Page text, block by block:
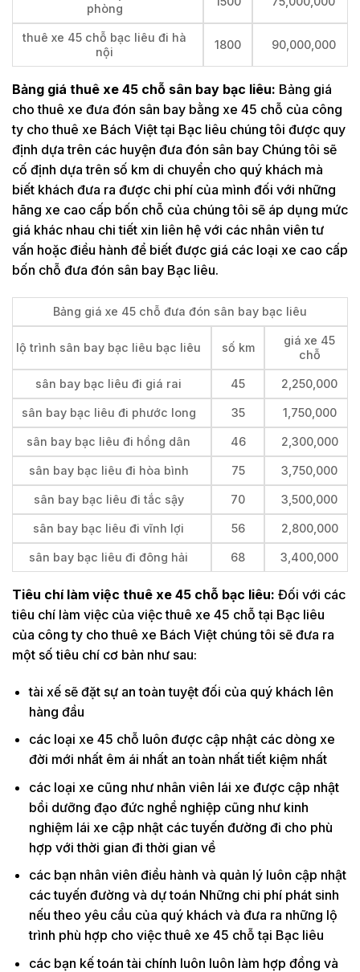
phòng
thuê xe 45 chỗ bạc liêu đi hà
nội
1800 90,000,000
Bảng giá thuê xe 45 chỗ sân bay bạc liêu: Bảng giá
cho thuê xe đưa đón sân bay bằng xe 45 chỗ của công
ty cho thuê xe Bách Việt tại Bạc liêu chúng tôi được quy
định dựa trên các huyện đưa đón sân bay Chúng tôi sẽ
cố định dựa trên số km di chuyển cho quý khách mà
biết khách đưa ra được chi phí của mình đối với những
hãng xe cao cấp bốn chỗ của chúng tôi sẽ áp dụng mức
giá khác nhau chi tiết xin liên hệ với các nhân viên tư
vấn hoặc điều hành để biết được giá các loại xe cao cấp
bốn chỗ đưa đón sân bay Bạc liêu.
Bảng giá xe 45 chỗ đưa đón sân bay bạc liêu
lộ trình sân bay bạc liêu bạc liêu số km
giá xe 45
chỗ
sân bay bạc liêu đi giá rai 45 2,250,000
sân bay bạc liêu đi phước long 35 1,750,000
sân bay bạc liêu đi hồng dân 46 2,300,000
sân bay bạc liêu đi hòa bình 75 3,750,000
sân bay bạc liêu đi tắc sậy 70 3,500,000
sân bay bạc liêu đi vĩnh lợi 56 2,800,000
sân bay bạc liêu đi đông hải 68 3,400,000
Tiêu chí làm việc thuê xe 45 chỗ bạc liêu: Đối với các
tiêu chí làm việc của việc thuê xe 45 chỗ tại Bạc liêu
của công ty cho thuê xe Bách Việt chúng tôi sẽ đưa ra
một số tiêu chí cơ bản như sau:
tài xế sẽ đặt sự an toàn tuyệt đối của quý khách lên
hàng đầu
các loại xe 45 chỗ luôn được cập nhật các dòng xe
đời mới nhất êm ái nhất an toàn nhất tiết kiệm nhất
các loại xe cũng như nhân viên lái xe được cập nhật
bồi dưỡng đạo đức nghề nghiệp cũng như kinh
nghiệm lái xe cập nhật các tuyến đường đi cho phù
hợp với thời gian đi thời gian về
các bạn nhân viên điều hành và quản lý luôn cập nhật
các tuyến đường và dự toán Những chi phí phát sinh
nếu theo yêu cầu của quý khách và đưa ra những lộ
trình phù hợp cho việc thuê xe 45 chỗ tại Bạc liêu
các bạn kế toán tài chính luôn luôn làm hợp đồng và